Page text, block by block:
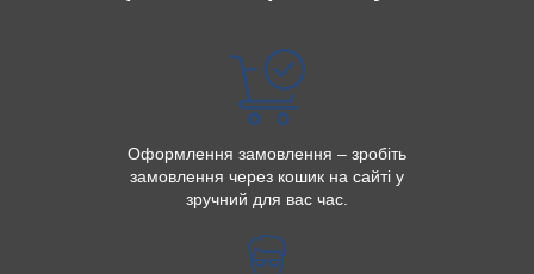
Оформлення замовлення – зробіть
замовлення через кошик на сайті у
зручний для вас час.